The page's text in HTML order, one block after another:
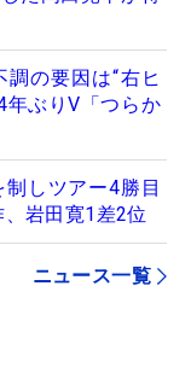
の要因は“右ヒ
ぶりV「つらか
制しツアー4勝目
岩田寛1差2位
ニュース一覧